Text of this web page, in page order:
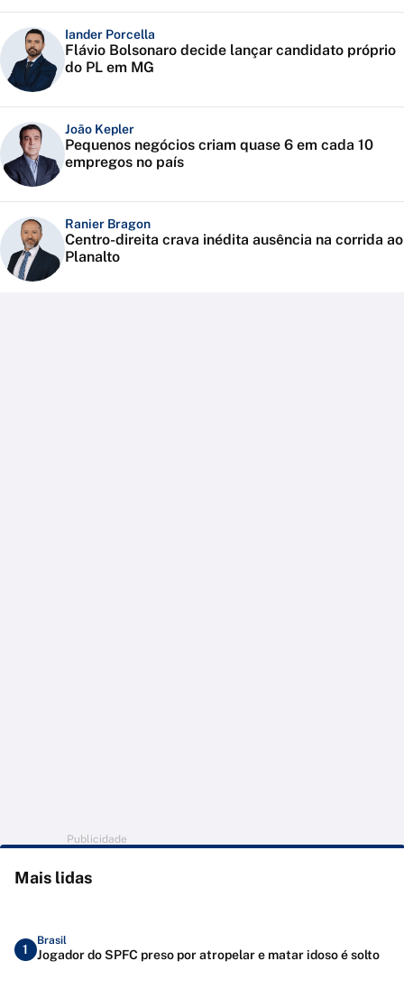
Iander Porcella
Flávio Bolsonaro decide lançar candidato próprio
do PL em MG
João Kepler
Pequenos negócios criam quase 6 em cada 10
empregos no país
Ranier Bragon
Centro-direita crava inédita ausência na corrida ao
Planalto
Publicidade
Mais lidas
1
Brasil
Jogador do SPFC preso por atropelar e matar idoso é solto